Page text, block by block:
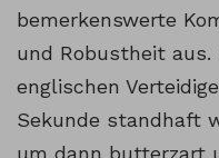
bemerkenswerte
und Robustheit aus.
englischen
Sekunde standhaft